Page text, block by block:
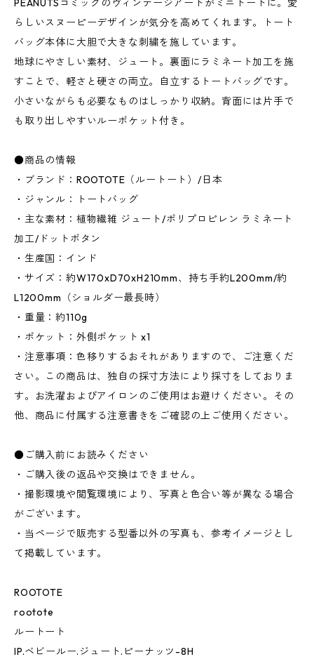
PEANUTSコミックのヴィンテージアートがミニトートに。愛
らしいスヌーピーデザインが気分を高めてくれます。トート
バッグ本体に大胆で大きな刺繍を施しています。
地球にやさしい素材、ジュート。裏面にラミネート加工を施
すことで、軽さと硬さの両立。自立するトートバッグです。
小さいながらも必要なものはしっかり収納。背面には片手で
も取り出しやすいルーポケット付き。
●商品の情報
・ブランド：ROOTOTE（ルートート）/日本
・ジャンル：トートバッグ
・主な素材：植物繊維 ジュート/ポリプロピレン ラミネート
加工/ドットボタン
・生産国：インド
・サイズ：約W170xD70xH210mm、持ち手約L200mm/約
L1200mm（ショルダー最長時）
・重量：約110g
・ポケット：外側ポケット x1
・注意事項：色移りするおそれがありますので、ご注意くだ
さい。この商品は、独自の採寸方法により採寸をしておりま
す。お洗濯およびアイロンのご使用はお避けください。その
他、商品に付属する注意書きをご確認の上ご使用ください。
●ご購入前にお読みください
・ご購入後の返品や交換はできません。
・撮影環境や閲覧環境により、写真と色合い等が異なる場合
がございます。
・当ページで販売する型番以外の写真も、参考イメージとし
て掲載しています。
ROOTOTE
rootote
ルートート
IP.ベビールー.ジュート.ピーナッツ-8H